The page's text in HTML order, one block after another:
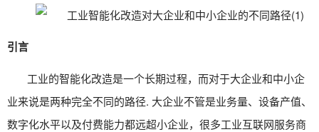
引言
工业的智能化改造是一个长期过程，而对于大企业和中小企
业来说是两种完全不同的路径. 大企业不管是业务量、设备产值、
数字化水平以及付费能力都远超小企业，很多工业互联网服务商